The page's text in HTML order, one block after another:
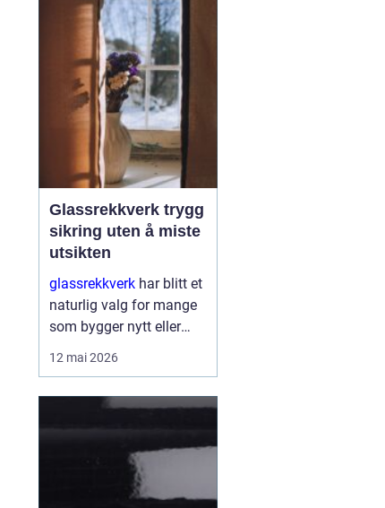
mer oversiktlig
hverdagen blir når
laderen har fast plass,
kabelen henger r...
Glassrekkverk trygg
sikring uten å miste
utsikten
glassrekkverk har blitt et
naturlig valg for mange
som bygger nytt eller
oppgraderer bolig, hytte
balkonger, terrasser og
12 mai 2026